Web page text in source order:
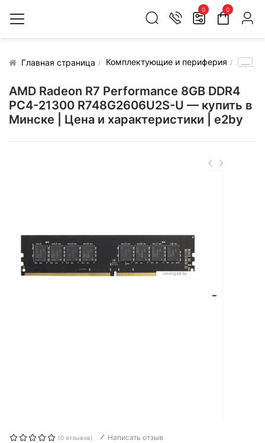
0 0
Главная страница Комплектующие и периферия .....
AMD Radeon R7 Performance 8GB DDR4
PC4-21300 R748G2606U2S-U — купить в
Минске | Цена и характеристики | e2by
(0 отзывов) Написать отзыв